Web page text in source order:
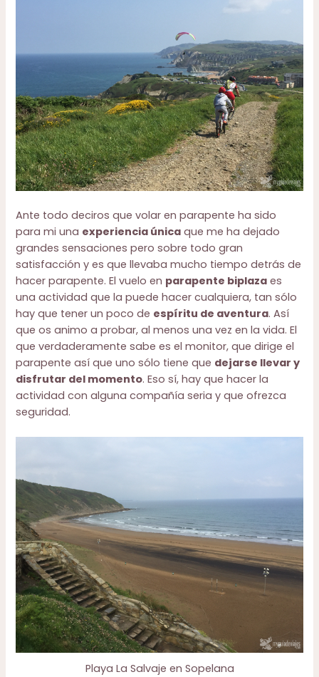
Ante todo deciros que volar en parapente ha sido
para mi una experiencia única que me ha dejado
grandes sensaciones pero sobre todo gran
satisfacción y es que llevaba mucho tiempo detrás de
hacer parapente. El vuelo en parapente biplaza es
una actividad que la puede hacer cualquiera, tan sólo
hay que tener un poco de espíritu de aventura. Así
que os animo a probar, al menos una vez en la vida. El
que verdaderamente sabe es el monitor, que dirige el
parapente así que uno sólo tiene que dejarse llevar y
disfrutar del momento. Eso sí, hay que hacer la
actividad con alguna compañía seria y que ofrezca
seguridad.
Playa La Salvaje en Sopelana